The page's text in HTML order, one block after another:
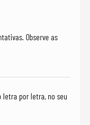
Observe as
por letra, no seu